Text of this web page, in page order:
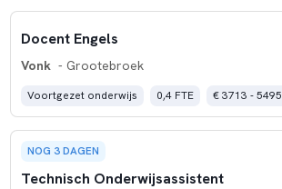
Docent Engels
Vonk - Grootebroek
Voortgezet onderwijs 0,4 FTE € 3713 - 5495
NOG 3 DAGEN
Technisch Onderwijsassistent